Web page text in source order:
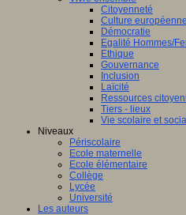
Citoyenneté
Culture européenne
Démocratie
Egalité Hommes/
Ethique
Gouvernance
Inclusion
Laïcité
Ressources
Tiers - lieux
Vie scolaire et
Niveaux
Périscolaire
Ecole maternelle
Ecole élémentaire
Collège
Lycée
Université
Les auteurs